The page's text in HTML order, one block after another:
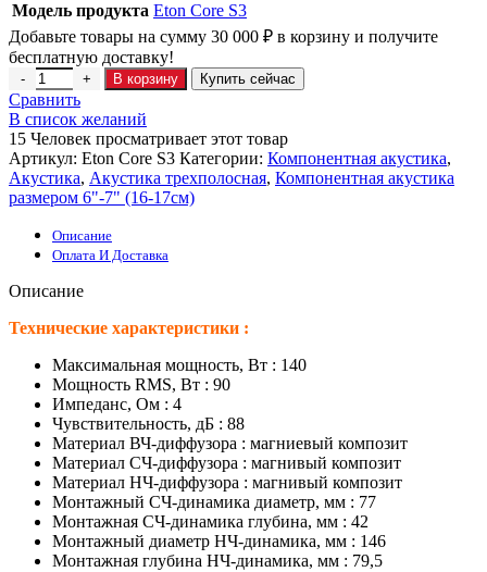
Модель продукта Eton Core S3
Добавьте товары на сумму 30 000 ₽ в корзину и получите
бесплатную доставку!
В корзину Купить сейчас
Сравнить
В список желаний
15 Человек просматривает этот товар
Артикул: Eton Core S3 Категории: Компонентная акустика,
Акустика, Акустика трехполосная, Компонентная акустика
размером 6"-7" (16-17см)
Описание
Оплата И Доставка
Описание
Технические характеристики :
Максимальная мощность, Вт : 140
Мощность RMS, Вт : 90
Импеданс, Ом : 4
Чувствительность, дБ : 88
Материал ВЧ-диффузора : магниевый композит
Материал СЧ-диффузора : магнивый композит
Материал НЧ-диффузора : магнивый композит
Монтажный СЧ-динамика диаметр, мм : 77
Монтажная СЧ-динамика глубина, мм : 42
Монтажный диаметр НЧ-динамика, мм : 146
Монтажная глубина НЧ-динамика, мм : 79,5